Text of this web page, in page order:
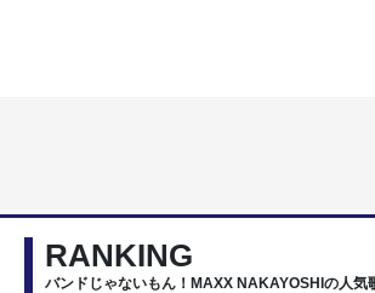
RANKING
バンドじゃないもん！MAXX NAKAYOSHIの人気